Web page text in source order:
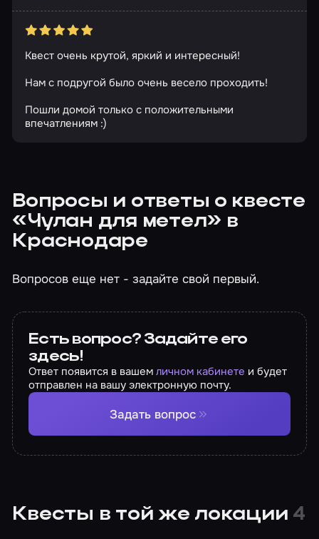
Квест очень крутой, яркий и интересный!
Нам с подругой было очень весело проходить!
Пошли домой только с положительными
впечатлениям :)
Вопросы и ответы о квесте
«Чулан для метел» в
Краснодаре
Вопросов еще нет - задайте свой первый.
Есть вопрос? Задайте его
здесь!
Ответ появится в вашемличном кабинете и будет
отправлен на вашу электронную почту.
Задать вопрос
Квесты в той же локации 4